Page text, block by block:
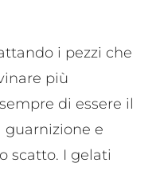
i pezzi che
più
di essere il
guarnizione e
scatto. I gelati